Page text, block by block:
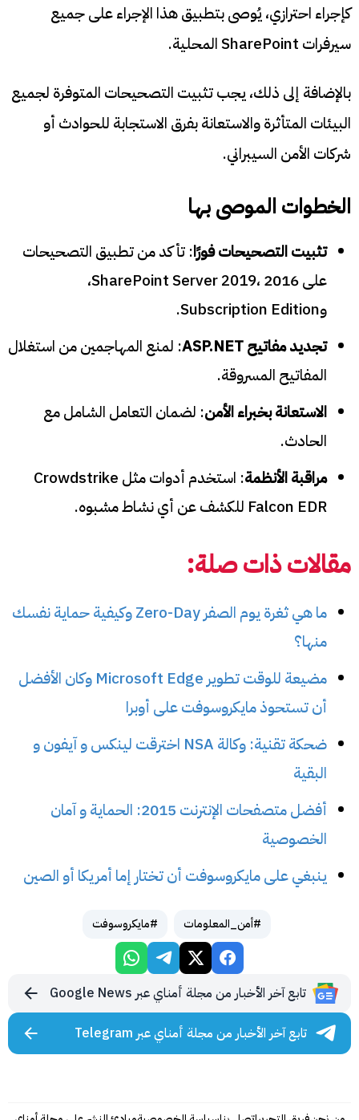
كإجراء احترازي، يُوصى بتطبيق هذا الإجراء على جميع
سيرفرات SharePoint المحلية.
بالإضافة إلى ذلك، يجب تثبيت التصحيحات المتوفرة لجميع
البيئات المتأثرة والاستعانة بفرق الاستجابة للحوادث أو
شركات الأمن السيبراني.
الخطوات الموصى بها
تثبيت التصحيحات فورًا: تأكد من تطبيق التصحيحات
على SharePoint Server 2019، 2016،
وSubscription Edition.
تجديد مفاتيح ASP.NET
: لمنع المهاجمين من استغلال
المفاتيح المسروقة.
الاستعانة بخبراء الأمن: لضمان التعامل الشامل مع
الحادث.
مراقبة الأنظمة
: استخدم أدوات مثل Crowdstrike
Falcon EDR للكشف عن أي نشاط مشبوه.
مقالات ذات صلة:
ما هي ثغرة يوم الصفر Zero-Day وكيفية حماية نفسك
منها؟
مضيعة للوقت تطوير Microsoft Edge وكان الأفضل
أن تستحوذ مايكروسوفت على أوبرا
ضحكة تقنية: وكالة NSA اخترقت لينكس و آيفون و
البقية
أفضل متصفحات الإنترنت 2015: الحماية و آمان
الخصوصية
ينبغي على مايكروسوفت أن تختار إما أمريكا أو الصين
#أمن_المعلومات #مايكروسوفت
تابع آخر الأخبار من مجلة أمناي عبر Google News
تابع آخر الأخبار من مجلة أمناي عبر Telegram